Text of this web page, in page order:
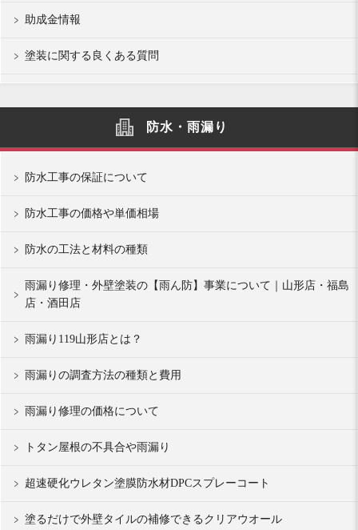
助成金情報
塗装に関する良くある質問
防水・雨漏り
防水工事の保証について
防水工事の価格や単価相場
防水の工法と材料の種類
雨漏り修理・外壁塗装の【雨ん防】事業について｜山形店・福島
店・酒田店
雨漏り119山形店とは？
雨漏りの調査方法の種類と費用
雨漏り修理の価格について
トタン屋根の不具合や雨漏り
超速硬化ウレタン塗膜防水材DPCスプレーコート
塗るだけで外壁タイルの補修できるクリアウオール